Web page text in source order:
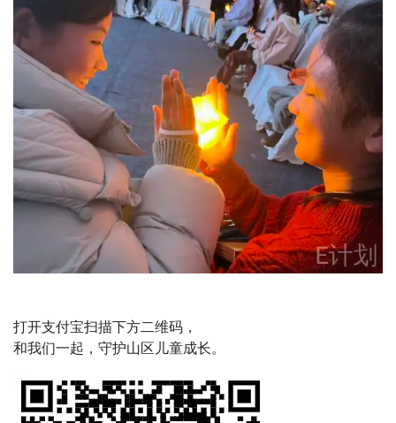
打开支付宝扫描下方二维码，
和我们一起，守护山区儿童成长。